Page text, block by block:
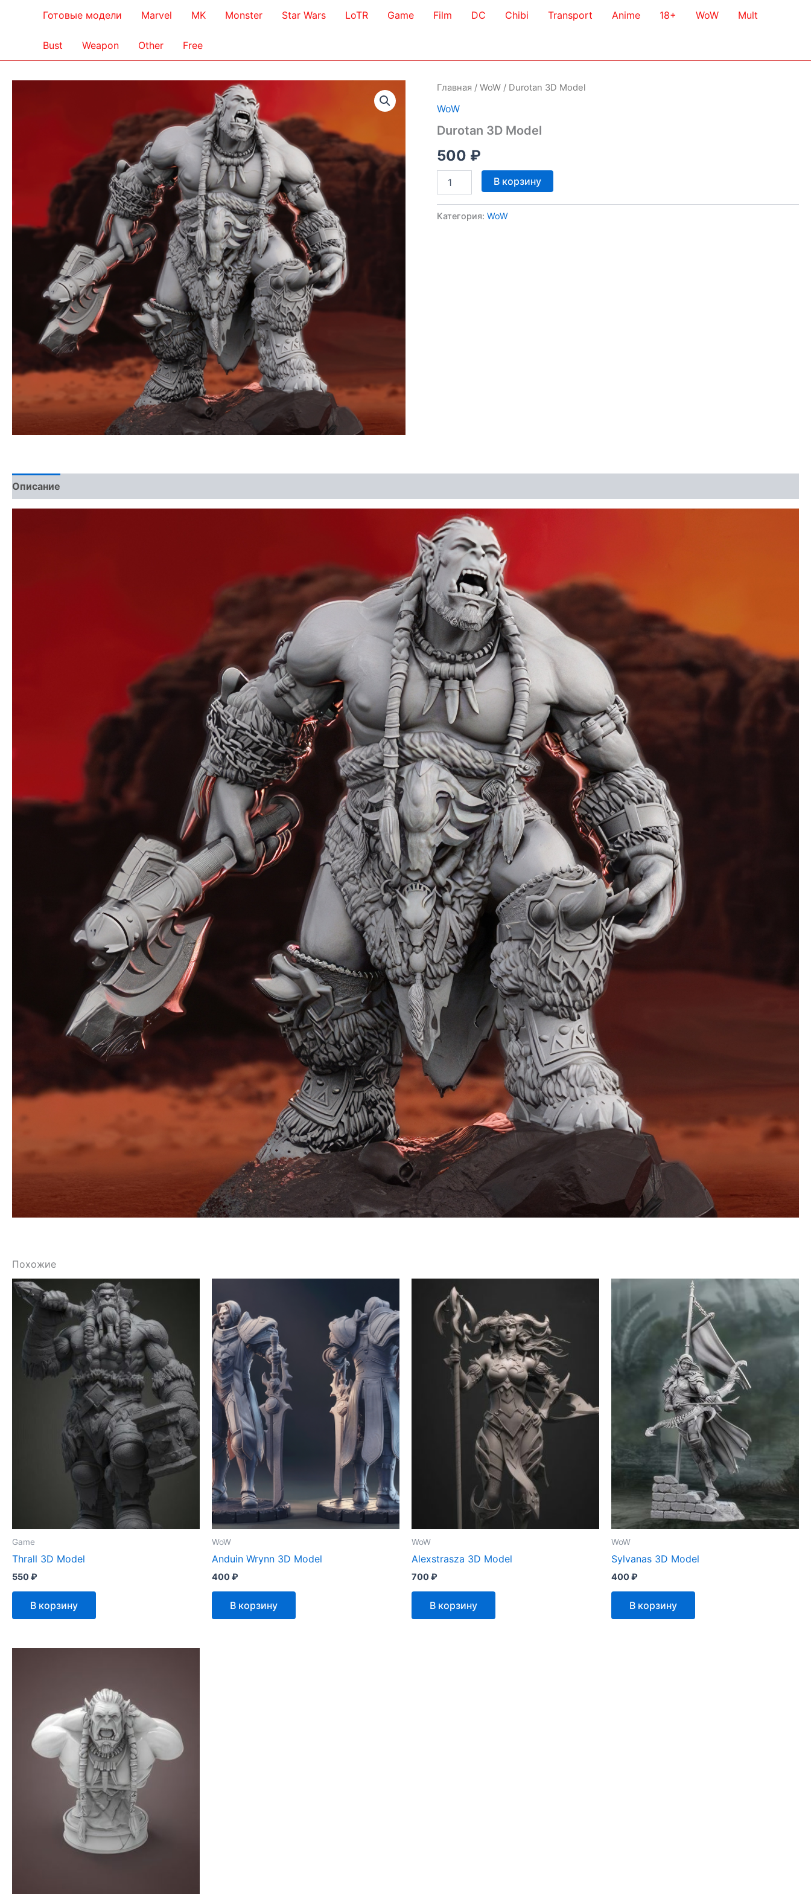
Готовые модели Marvel MK Monster Star Wars LoTR Game Film DC Chibi Transport Anime 18+ WoW Mult
Bust Weapon Other Free
Главная /WoW / Durotan 3D Model
WoW
Durotan 3D Model
500 ₽
Количество
товара
3D
В корзину
Категория:WoW
Описание
Похожие
Game
Thrall 3D Model
550₽
В корзину
WoW
Anduin Wrynn 3D Model
400₽
В корзину
WoW
Alexstrasza 3D Model
700₽
В корзину
WoW
Sylvanas 3D Model
400₽
В корзину